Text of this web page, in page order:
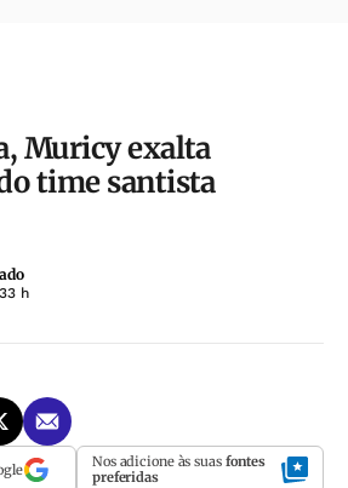
Muricy exalta
time santista
h
Nos adicione às suas fontes
preferidas